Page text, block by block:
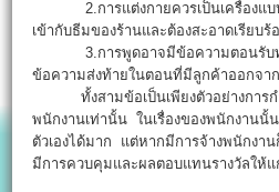
2.การแต่งกายควรเป็นเครื่องแบบ
เข้ากับธีมของร้านและต้องสะอาดเรียบร้
3.การพูดอาจมีข้อความตอนรับทุก
ข้อความส่งท้ายในตอนที่มีลูกค้าออกจา
ทั้งสามข้อเป็นเพียงตัวอย่างการก
พนักงานเท่านั้น ในเรื่องของพนักงานนั้
ตัวเองได้มาก แต่หากมีการจ้างพนักงา
มีการควบคุมและผลตอบแทนรางวัลให้